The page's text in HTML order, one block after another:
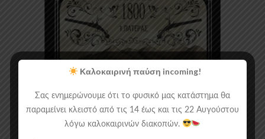
Καλοκαιρινή παύση incoming!
Σας ενημερώνουμε ότι το φυσικό μας κατάστημα θα
παραμείνει κλειστό από τις 14 έως και τις 22 Αυγούστου
λόγω καλοκαιρινών διακοπών.